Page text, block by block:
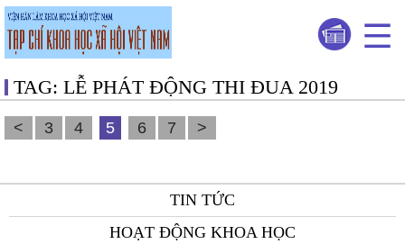
TAG: LỄ PHÁT ĐỘNG THI ĐUA 2019
< 3 4 5 6 7 >
TIN TỨC
HOẠT ĐỘNG KHOA HỌC